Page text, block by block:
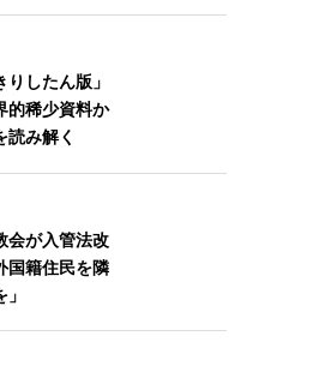
したん版」
稀少資料か
読み解く
会が入管法改
籍住民を隣